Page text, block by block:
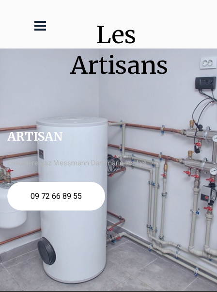
Les
Artisans
ARTISAN
chaudière gaz Viessmann Dammarie les Lys
09 72 66 89 55